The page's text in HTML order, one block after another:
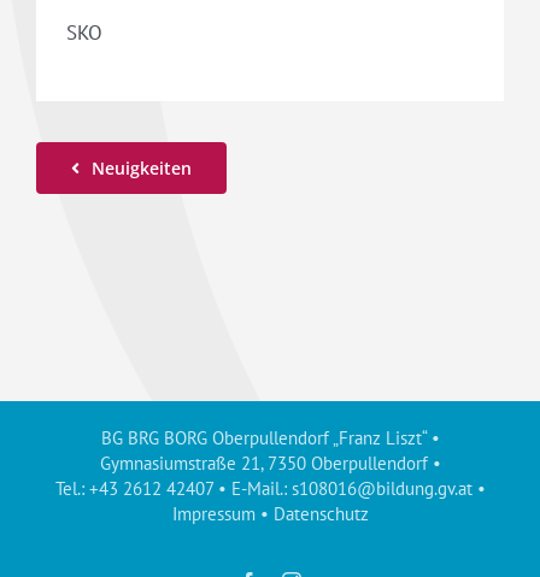
SKO
Neuigkeiten
BG BRG BORG Oberpullendorf „Franz Liszt“ •
Gymnasiumstraße 21, 7350 Oberpullendorf •
Tel.: +43 2612 42407 • E-Mail.: s108016@bildung.gv.at•
Impressum• Datenschutz